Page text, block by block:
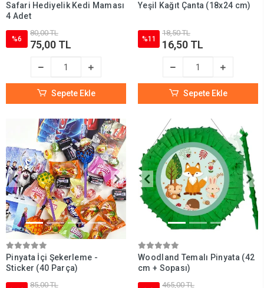
Safari Hediyelik Kedi Maması
4 Adet
%6
80,00 TL
75,00 TL
Sepete Ekle
Yeşil Kağıt Çanta (18x24 cm)
%11
18,50 TL
16,50 TL
Sepete Ekle
Pinyata İçi Şekerleme -
Sticker (40 Parça)
85,00 TL
Woodland Temalı Pinyata (42
cm + Sopası)
465,00 TL